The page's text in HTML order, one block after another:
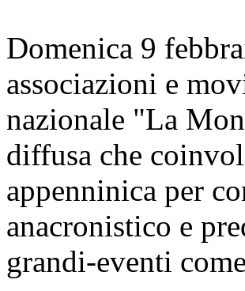
Domenica 9
associazioni e
nazionale "La
diffusa che
appenninica per
anacronistico e
grandi-eventi